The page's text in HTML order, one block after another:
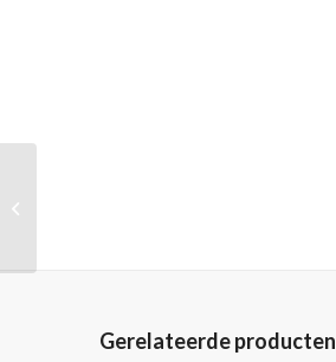
Gerelateerde producten